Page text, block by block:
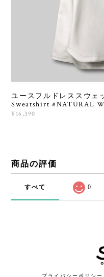
ユースフルドレススウェ
Sweatshirt #NATURAL
¥16,390
商品の評価
すべて 0
プライバシーポリシー